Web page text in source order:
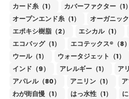
カード糸（1）
カバーファクター（1）
オープンエンド糸（1）
オーガニック
エポキシ樹脂（2）
エシカル（1）
エコバッグ（1）
エコテックス®（8）
ウール（1）
ウォータジェット（1）
インド（9）
アレルギー（1）
ア
アパレル（80）
アニリン（1）
わが街自慢（1）
はっ水性（1）